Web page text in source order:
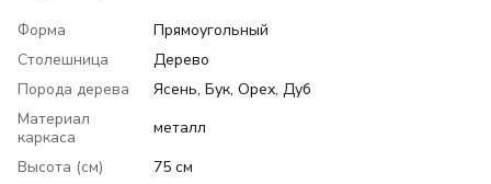
Форма
Прямоугольный
Столешница
Дерево
Порода дерева
Ясень, Бук, Орех, Дуб
Материал
каркаса
металл
Высота (см)
75 см